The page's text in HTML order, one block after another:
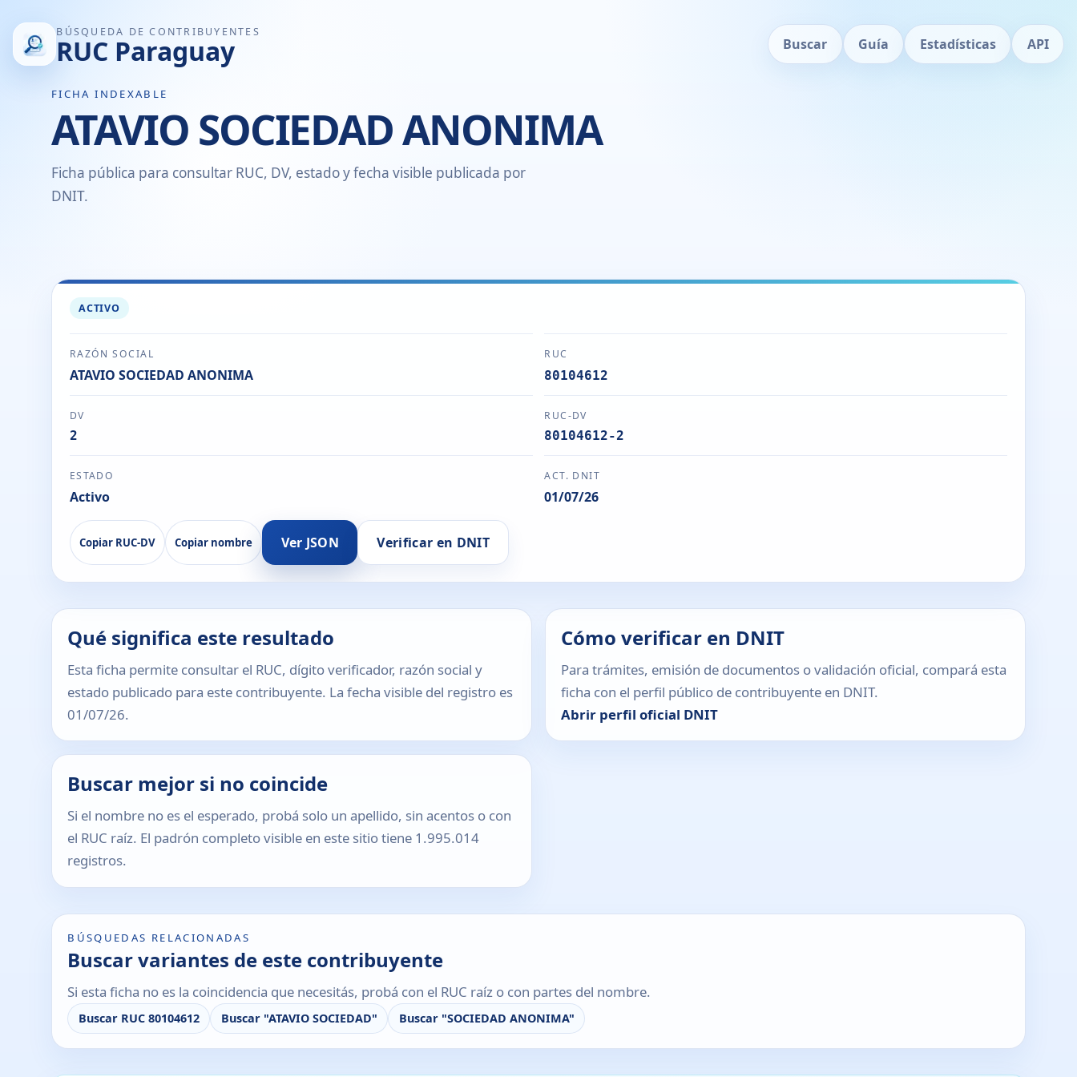
BÚSQUEDA DE CONTRIBUYENTES
RUC Paraguay Buscar Guía Estadísticas API
FICHA INDEXABLE
ATAVIO SOCIEDAD ANONIMA
Ficha pública para consultar RUC, DV, estado y fecha visible publicada por
DNIT.
ACTIVO
RAZÓN SOCIAL
ATAVIO SOCIEDAD ANONIMA
RUC
80104612
DV
2
RUC-DV
80104612-2
ESTADO
Activo
ACT. DNIT
01/07/26
Copiar RUC-DV Copiar nombre Ver JSON Verificar en DNIT
Qué significa este resultado
Esta ficha permite consultar el RUC, dígito verificador, razón social y
estado publicado para este contribuyente. La fecha visible del registro es
01/07/26.
Cómo verificar en DNIT
Para trámites, emisión de documentos o validación oficial, compará esta
ficha con el perfil público de contribuyente en DNIT.
Abrir perfil oficial DNIT
Buscar mejor si no coincide
Si el nombre no es el esperado, probá solo un apellido, sin acentos o con
el RUC raíz. El padrón completo visible en este sitio tiene 1.995.014
registros.
BÚSQUEDAS RELACIONADAS
Buscar variantes de este contribuyente
Si esta ficha no es la coincidencia que necesitás, probá con el RUC raíz o con partes del nombre.
Buscar RUC 80104612 Buscar "ATAVIO SOCIEDAD" Buscar "SOCIEDAD ANONIMA"